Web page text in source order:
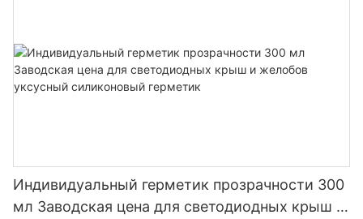
Индивидуальный герметик прозрачности 300
мл Заводская цена для светодиодных крыш и